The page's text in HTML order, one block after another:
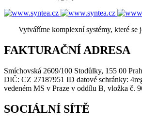
Vytváříme komplexní systémy, které se
FAKTURAČNÍ ADRESA
Smíchovská 2609/100 Stodůlky, 155 00
DIČ: CZ 27187951 ID datové schránky:
vedeném MS v Praze v oddílu B, vložka č.
SOCIÁLNÍ SÍTĚ